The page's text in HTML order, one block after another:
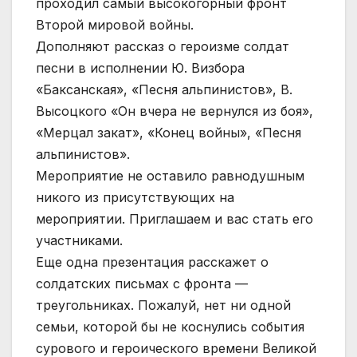
Второй мировой войны.
Дополняют рассказ о героизме солдат
песни в исполнении Ю. Визбора
«Баксанская», «Песня альпинистов», В.
Высоцкого «Он вчера не вернулся из боя»,
«Мерцал закат», «Конец войны», «Песня
альпинистов».
Мероприятие не оставило равнодушным
никого из присутствующих на
мероприятии. Приглашаем и вас стать его
участниками.
Еще одна презентация расскажет о
солдатских письмах с фронта —
треугольниках. Пожалуй, нет ни одной
семьи, которой бы не коснулись события
сурового и героического времени Великой